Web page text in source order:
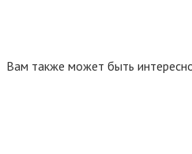
Вам также может быть